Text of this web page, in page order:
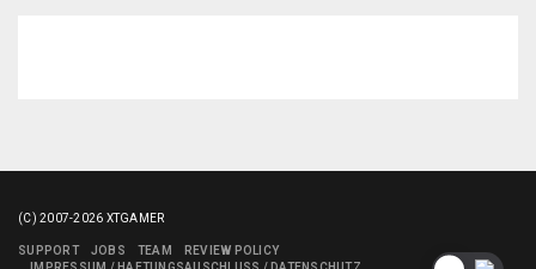
(C) 2007-2026 XTGAMER
SUPPORT JOBS TEAM
REVIEW POLICY